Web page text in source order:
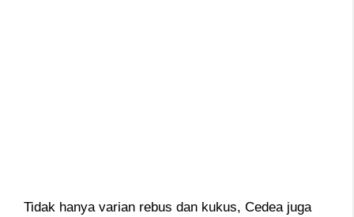
Tidak hanya varian rebus dan kukus, Cedea juga